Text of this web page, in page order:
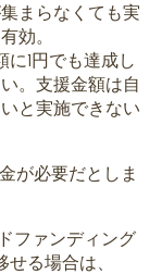
まらなくても実
効。
1円でも達成し
。支援金額は自
と実施できない
が必要だとしま
ファンディング
る場合は、